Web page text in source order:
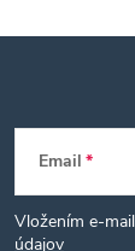
Z
á
Email
Vložením e-
údajov